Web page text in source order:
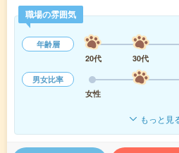
職場の雰囲気
年齢層
20代
30代
男女比率
女性
もっと見